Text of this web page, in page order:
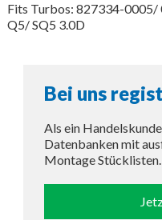
Fits Turbos: 827334-0005/
Q5/ SQ5 3.0D
Bei uns
Als ein
Datenbanken mit
Montage Stücklisten.